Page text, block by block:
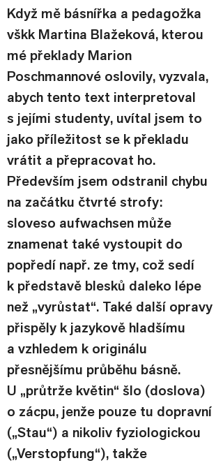
Když mě básnířka a pedagožka
vškk Martina Blažeková, kterou
mé překlady Marion
Poschmannové oslovily, vyzvala,
abych tento text interpretoval
s jejími studenty, uvítal jsem to
jako příležitost se k překladu
vrátit a přepracovat ho.
Především jsem odstranil chybu
na začátku čtvrté strofy:
sloveso aufwachsen může
znamenat také vystoupit do
popředí např. ze tmy, což sedí
k představě blesků daleko lépe
než „vyrůstat“. Také další opravy
přispěly k jazykově hladšímu
a vzhledem k originálu
přesnějšímu průběhu básně.
U „průtrže květin“ šlo (doslova)
o zácpu, jenže pouze tu dopravní
(„Stau“) a nikoliv fyziologickou
(„Verstopfung“), takže